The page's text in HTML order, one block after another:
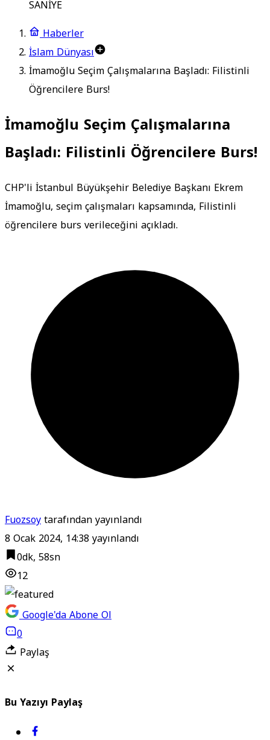
SANİYE
Haberler
İslam Dünyası
İmamoğlu Seçim Çalışmalarına Başladı: Filistinli
Öğrencilere Burs!
İmamoğlu Seçim Çalışmalarına
Başladı: Filistinli Öğrencilere Burs!
CHP'li İstanbul Büyükşehir Belediye Başkanı Ekrem
İmamoğlu, seçim çalışmaları kapsamında, Filistinli
öğrencilere burs verileceğini açıkladı.
Fuozsoytarafından yayınlandı
8 Ocak 2024, 14:38yayınlandı
0dk, 58sn
12
Google'da Abone Ol
0
Paylaş
Bu Yazıyı Paylaş